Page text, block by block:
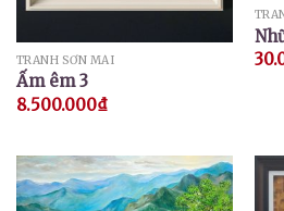
TRANH SƠN MÀI
Ấm êm 3
8.500.000₫